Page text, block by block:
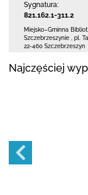
Sygnatura:
821.162.1-311.2
Miejsko–Gminna
Szczebrzeszynie
pl.
22-460 Szczebrzeszyn
Najczęściej